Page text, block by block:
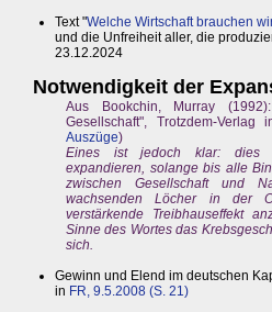
Text "Welche Wirtschaft brauchen
und die Unfreiheit aller, die
23.12.2024
Notwendigkeit der
Aus Bookchin, Murray
Gesellschaft", Trotzdem-
Auszüge)
Eines ist jedoch klar: dies
expandieren, solange bis alle
zwischen Gesellschaft und
wachsenden Löcher in der
verstärkende Treibhauseffekt
Sinne des Wortes das
sich.
Gewinn und Elend im deutschen
in FR, 9.5.2008 (S. 21)